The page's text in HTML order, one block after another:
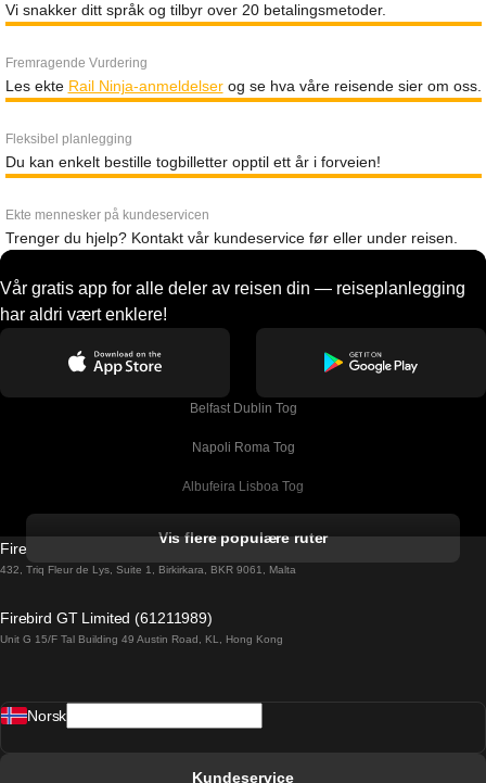
Vi snakker ditt språk og tilbyr over 20 betalingsmetoder.
Fremragende Vurdering
Les ekte Rail Ninja-anmeldelserog se hva våre reisende sier om oss.
Fleksibel planlegging
Du kan enkelt bestille togbilletter opptil ett år i forveien!
Ekte mennesker på kundeservicen
Trenger du hjelp? Kontakt vår kundeservice før eller under reisen.
Vår gratis app for alle deler av reisen din — reiseplanlegging
har aldri vært enklere!
Belfast Dublin Tog
Napoli Roma Tog
Albufeira Lisboa Tog
Barcelona Madrid Tog
Barcelona Sevilla Tog
Vis flere populære ruter
Firebird GT Limited (OC 1451)
432, Triq Fleur de Lys, Suite 1, Birkirkara, BKR 9061, Malta
Firebird GT Limited (61211989)
Unit G 15/F Tal Building 49 Austin Road, KL, Hong Kong
Norsk
Kundeservice